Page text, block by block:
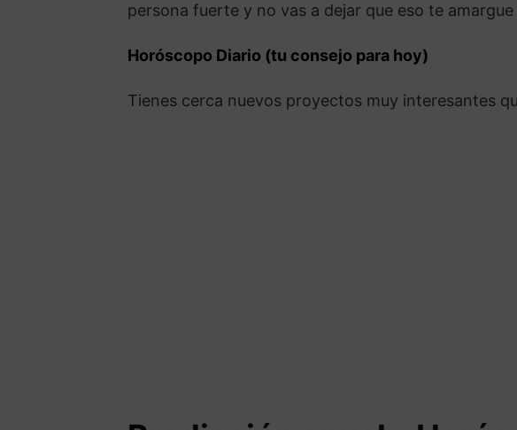
persona fuerte y no vas a dejar que eso te
Horóscopo Diario (tu consejo para hoy)
Tienes cerca nuevos proyectos muy interesantes